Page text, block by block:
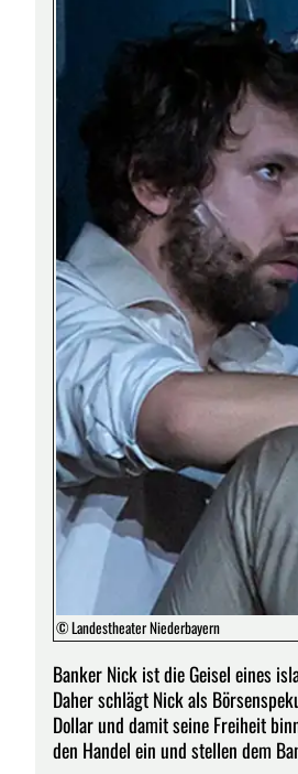
© Landestheater Niederbayern
Banker Nick ist die Geisel eines
Daher schlägt Nick als
Dollar und damit seine Freiheit
den Handel ein und stellen dem